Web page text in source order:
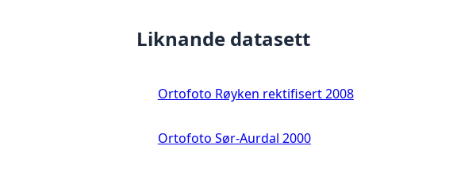
Liknande datasett
Ortofoto Røyken rektifisert 2008
Ortofoto Sør-Aurdal 2000